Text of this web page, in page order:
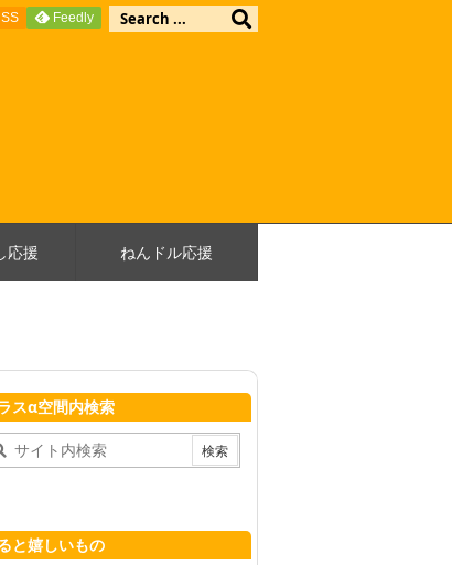
応援 ねんドル応援
Feedly
スα空間内検索
と嬉しいもの